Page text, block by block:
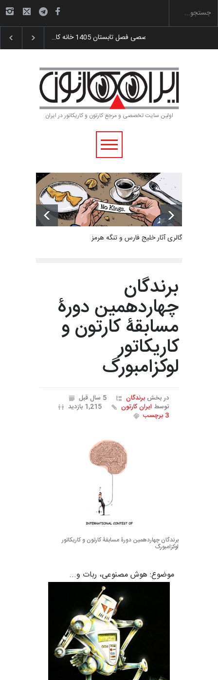
گزارش تصویری آیین اختتامیه و اهدای جوایز سوم…
اولین سایت تخصصی و مرجع کارتون و کاریکاتور در ایران
گالری آثار خلیج فارس و تنگه هرمز
برندگان
چهاردهمین دورۀ
مسابقۀ کارتون و
کاریکاتور
لوکزامبورگ
در بخشبرندگان
5 سال قبل
توسط ایران کارتون
1,215 بازدید
3 برچسب
برندگان چهاردهمین دورۀ مسابقۀ کارتون و کاریکاتور
لوکزامبورگ
موضوع: هوش مصنوعی، ربات و...